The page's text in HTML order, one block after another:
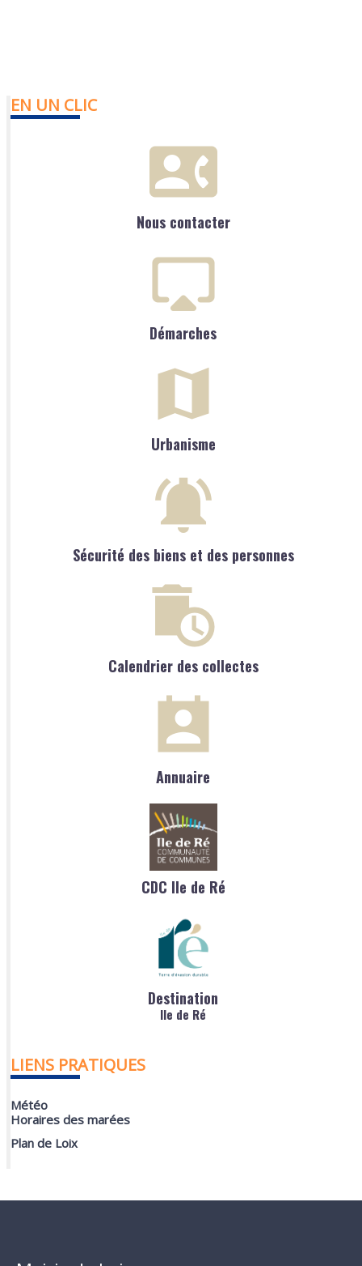
EN UN CLIC
Nous contacter
Démarches
Urbanisme
Sécurité des biens et des personnes
Calendrier des collectes
Annuaire
CDC Ile de Ré
Destination
Ile de Ré
LIENS PRATIQUES
Météo
Horaires des marées
Plan de Loix